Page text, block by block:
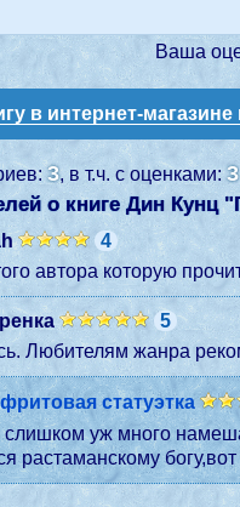
Ваша
в интернет-
3, в т.ч. с оценками:3
о книге Дин Кунц "
4
автора которую
5
Любителям жанра
статуэтка
и самооплодотворение и сестры кошки-лесбиянки,не иначе автор
растаманскому